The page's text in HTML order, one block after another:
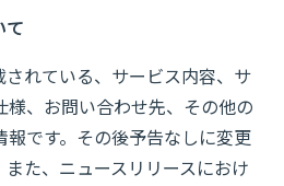
て
れている、サービス内容、サ
様、お問い合わせ先、その他の
です。その後予告なしに変更
た、ニュースリリースにおけ